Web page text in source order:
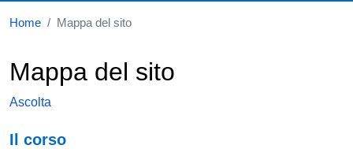
Home Mappa del sito
Mappa del sito
Ascolta
Navigazione principale
Il corso